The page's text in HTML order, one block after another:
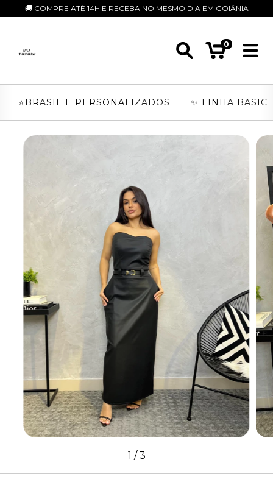
🚚 COMPRE ATÉ 14H E RECEBA NO MESMO DIA EM GOIÂNIA
0
⭐️BRASIL E PERSONALIZADOS ✨ LINHA BASIC
1 /3